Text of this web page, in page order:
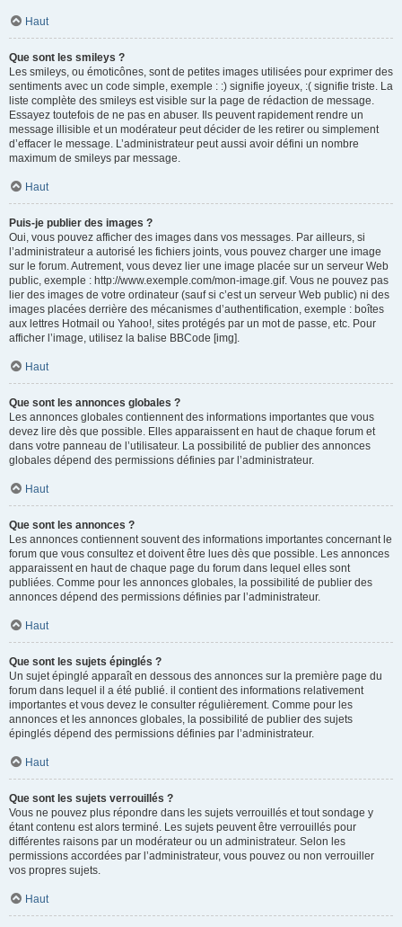
Haut
Que sont les smileys ?
Les smileys, ou émoticônes, sont de petites images utilisées pour exprimer des
sentiments avec un code simple, exemple : :) signifie joyeux, :( signifie triste. La
liste complète des smileys est visible sur la page de rédaction de message.
Essayez toutefois de ne pas en abuser. Ils peuvent rapidement rendre un
message illisible et un modérateur peut décider de les retirer ou simplement
d’effacer le message. L’administrateur peut aussi avoir défini un nombre
maximum de smileys par message.
Haut
Puis-je publier des images ?
Oui, vous pouvez afficher des images dans vos messages. Par ailleurs, si
l’administrateur a autorisé les fichiers joints, vous pouvez charger une image
sur le forum. Autrement, vous devez lier une image placée sur un serveur Web
public, exemple : http://www.exemple.com/mon-image.gif. Vous ne pouvez pas
lier des images de votre ordinateur (sauf si c’est un serveur Web public) ni des
images placées derrière des mécanismes d’authentification, exemple : boîtes
aux lettres Hotmail ou Yahoo!, sites protégés par un mot de passe, etc. Pour
afficher l’image, utilisez la balise BBCode [img].
Haut
Que sont les annonces globales ?
Les annonces globales contiennent des informations importantes que vous
devez lire dès que possible. Elles apparaissent en haut de chaque forum et
dans votre panneau de l’utilisateur. La possibilité de publier des annonces
globales dépend des permissions définies par l’administrateur.
Haut
Que sont les annonces ?
Les annonces contiennent souvent des informations importantes concernant le
forum que vous consultez et doivent être lues dès que possible. Les annonces
apparaissent en haut de chaque page du forum dans lequel elles sont
publiées. Comme pour les annonces globales, la possibilité de publier des
annonces dépend des permissions définies par l’administrateur.
Haut
Que sont les sujets épinglés ?
Un sujet épinglé apparaît en dessous des annonces sur la première page du
forum dans lequel il a été publié. il contient des informations relativement
importantes et vous devez le consulter régulièrement. Comme pour les
annonces et les annonces globales, la possibilité de publier des sujets
épinglés dépend des permissions définies par l’administrateur.
Haut
Que sont les sujets verrouillés ?
Vous ne pouvez plus répondre dans les sujets verrouillés et tout sondage y
étant contenu est alors terminé. Les sujets peuvent être verrouillés pour
différentes raisons par un modérateur ou un administrateur. Selon les
permissions accordées par l’administrateur, vous pouvez ou non verrouiller
vos propres sujets.
Haut